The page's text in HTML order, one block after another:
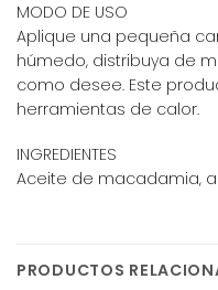
MODO DE USO
Aplique una pequeña
húmedo, distribuya de
como desee. Este
herramientas de calor.
INGREDIENTES
Aceite de macadamia,
PRODUCTOS